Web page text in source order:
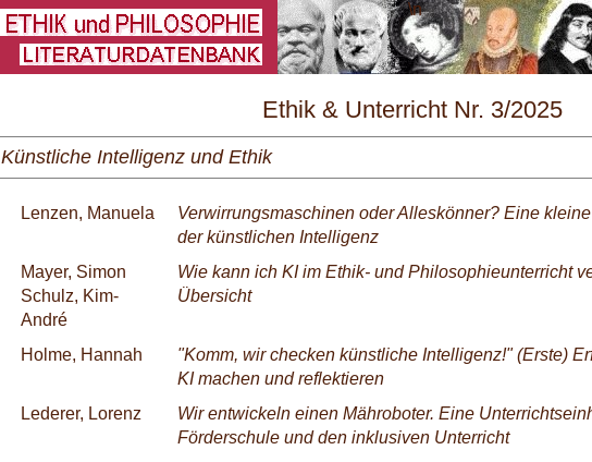
Ethik & Unterricht Nr. 3/2025
Künstliche Intelligenz und Ethik
Lenzen, Manuela
Verwirrungsmaschinen oder Alleskönner? Eine
der künstlichen Intelligenz
Mayer, Simon
Schulz, Kim-
André
Wie kann ich KI im Ethik- und Philosophieunterricht
Übersicht
Holme, Hannah
"Komm, wir checken künstliche Intelligenz!" (Erste)
KI machen und reflektieren
Lederer, Lorenz
Wir entwickeln einen Mähroboter. Eine
Förderschule und den inklusiven Unterricht